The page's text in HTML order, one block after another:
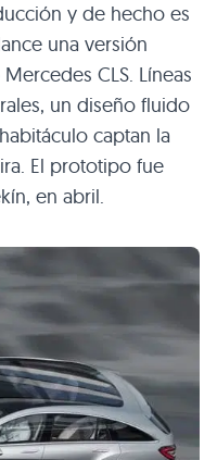
y de hecho es
una versión
CLS. Líneas
un diseño fluido
captan la
El prototipo fue
en abril.